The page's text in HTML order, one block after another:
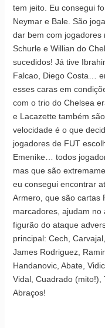
tem jeito. Eu consegui
Neymar e Bale. São
dar bem com jogadores
Schurle e Willian do
sucedidos! Já tive
Falcao, Diego Costa…
esses caras em
com o trio do Chelsea
e Lacazette também
velocidade é o que
jogadores de FUT
Emenike… todos
mas que são
eu consegui encontrar
Armero, que são cartas
marcadores, ajudam
figurão do ataque
principal: Cech,
James Rodriguez,
Handanovic, Abate,
Vidal, Cuadrado (mito!),
Abraços!